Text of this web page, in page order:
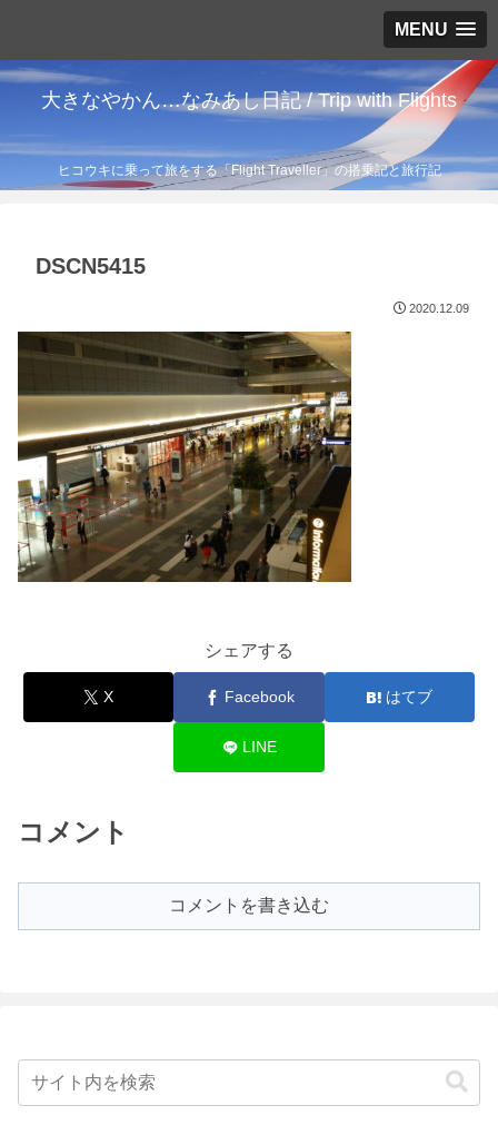
MENU
大きなやかん…なみあし日記 / Trip with Flights
ヒコウキに乗って旅をする「Flight Traveller」の搭乗記と旅行記
DSCN5415
2020.12.09
シェアする
X Facebook はてブ
LINE
コメント
コメントを書き込む